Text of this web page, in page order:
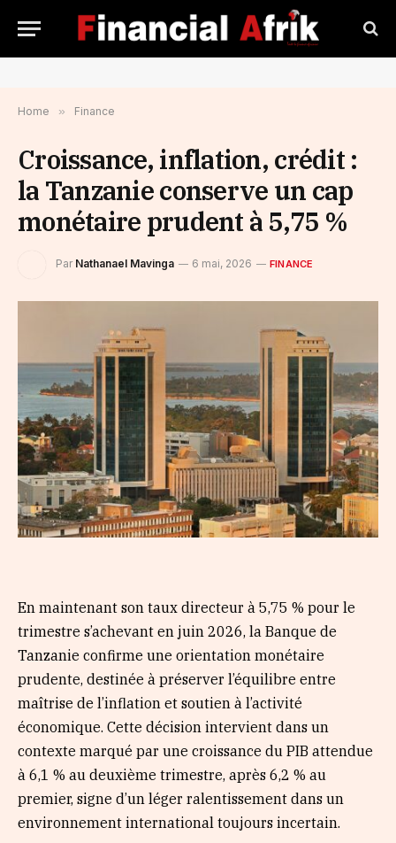
Home » Finance
Croissance, inflation, crédit :
la Tanzanie conserve un cap
monétaire prudent à 5,75 %
Par Nathanael Mavinga 6 mai, 2026 FINANCE
En maintenant son taux directeur à 5,75 % pour le
trimestre s’achevant en juin 2026, la Banque de
Tanzanie confirme une orientation monétaire
prudente, destinée à préserver l’équilibre entre
maîtrise de l’inflation et soutien à l’activité
économique. Cette décision intervient dans un
contexte marqué par une croissance du PIB attendue
à 6,1 % au deuxième trimestre, après 6,2 % au
premier, signe d’un léger ralentissement dans un
environnement international toujours incertain.